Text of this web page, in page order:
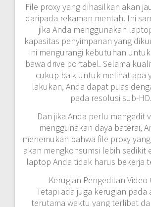
File proxy yang dihasilkan akan
daripada rekaman mentah. Ini
jika Anda menggunakan
kapasitas penyimpanan yang
ini mengurangi kebutuhan
bawa drive portabel. Selama
cukup baik untuk melihat apa
lakukan, Anda dapat puas
pada resolusi sub-HD.
Dan jika Anda perlu mengedit
menggunakan daya baterai,
menemukan bahwa file proxy
akan mengkonsumsi lebih sedikit
laptop Anda tidak harus bekerja
Kerugian Pengeditan Video
Tetapi ada juga kerugian pada
terutama waktu yang terlibat